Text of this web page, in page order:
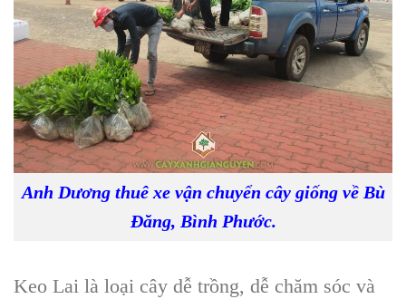
Anh Dương thuê xe vận chuyển cây giống về Bù
Đăng, Bình Phước.
Keo Lai là loại cây dễ trồng, dễ chăm sóc và